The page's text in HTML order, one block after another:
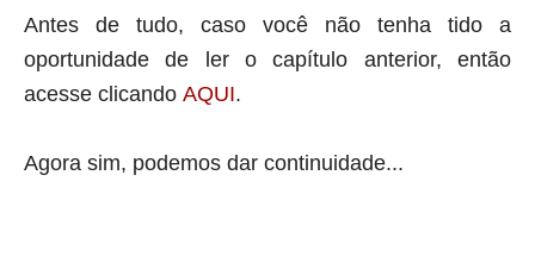
Antes de tudo, caso você não tenha tido a
oportunidade de ler o capítulo anterior, então
acesse clicando AQUI.
Agora sim, podemos dar continuidade...